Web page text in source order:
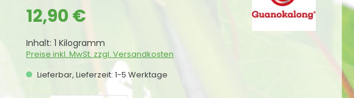
Regulärer Preis:
12,90 €
Inhalt: 1 Kilogramm
Preise inkl. MwSt. zzgl. Versandkosten
Lieferbar, Lieferzeit: 1-5 Werktage